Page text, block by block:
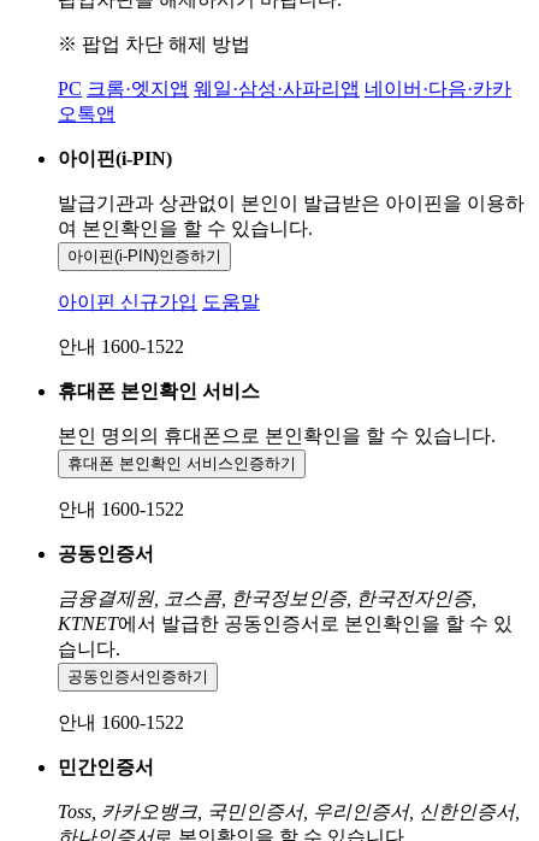
※ 팝업 차단 해제 방법
PC 크롬·엣지앱 웨일·삼성·사파리앱 네이버·다음·카카
오톡앱
아이핀(i-PIN)
발급기관과 상관없이 본인이 발급받은 아이핀을 이용하
여 본인확인을 할 수 있습니다.
아이핀(i-PIN)인증하기
아이핀 신규가입 도움말
안내 1600-1522
휴대폰 본인확인 서비스
본인 명의의 휴대폰으로 본인확인을 할 수 있습니다.
휴대폰 본인확인 서비스인증하기
안내 1600-1522
공동인증서
금융결제원, 코스콤, 한국정보인증, 한국전자인증,
KTNET에서 발급한 공동인증서로 본인확인을 할 수 있
습니다.
공동인증서 인증하기
안내 1600-1522
민간인증서
Toss, 카카오뱅크, 국민인증서, 우리인증서, 신한인증서,